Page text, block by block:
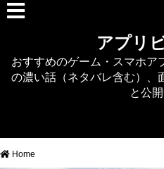
デタリキZ
アナザーエデン
RTS/MOBA
アプリ
おすすめのゲーム・スマホア
の濃い話（ネタバレ含む）、
と公開
Home